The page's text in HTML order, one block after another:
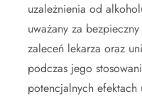
uzależnienia od
uważany za
zaleceń lekarza oraz
podczas jego
potencjalnych